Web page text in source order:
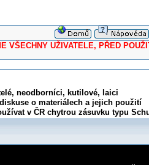
UŽIVATELE, PŘED
neodborníci, kutilové, laici
o materiálech a jejich použití
v ČR chytrou zásuvku typu